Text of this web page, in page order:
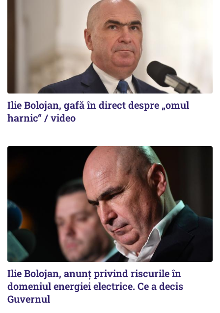
Ilie Bolojan, gafă în direct despre „omul
harnic“ / video
Ilie Bolojan, anunț privind riscurile în
domeniul energiei electrice. Ce a decis
Guvernul